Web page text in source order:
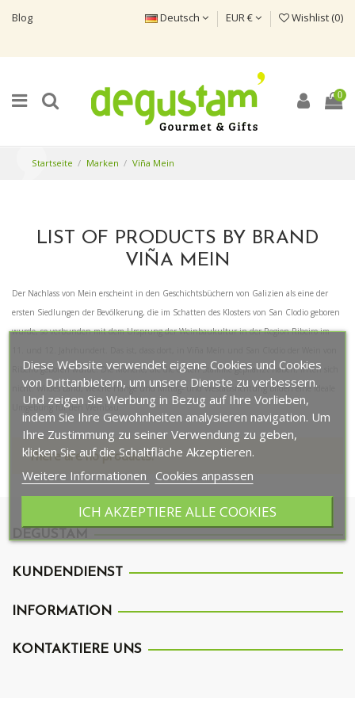
Blog Deutsch EUR € Wishlist (0)
0
Startseite Marken Viña Mein
LIST OF PRODUCTS BY BRAND
VIÑA MEIN
Der Nachlass von Mein erscheint in den Geschichtsbüchern von Galizien als eine der
ersten Siedlungen der Bevölkerung, die im Schatten des Klosters von San Clodio geboren
wurde, so verbunden mit dem Ursprung der Weinbaukultur in der Region Ribeiro im
Ribeiro geboren wurde. Die Mönche, die die ersten Stämme gepflanzt haben, irrten sich
nicht. Wildes Land, weiche Hänge und Mittag- und Westausrichtung bilden eine ideale
Umgebung für den Weinbau.
There are no products.
KUNDENDIENST
INFORMATION
KONTAKTIERE UNS
Diese Website verwendet eigene Cookies und Cookies
von Drittanbietern, um unsere Dienste zu verbessern.
Und zeigen Sie Werbung in Bezug auf Ihre Vorlieben,
indem Sie Ihre Gewohnheiten analysieren navigation. Um
Ihre Zustimmung zu seiner Verwendung zu geben,
klicken Sie auf die Schaltfläche Akzeptieren.
Weitere Informationen Cookies anpassen
ICH AKZEPTIERE ALLE COOKIES